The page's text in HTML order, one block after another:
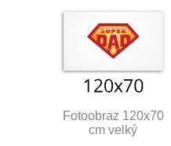
Fotoobraz 120x70
cm velký